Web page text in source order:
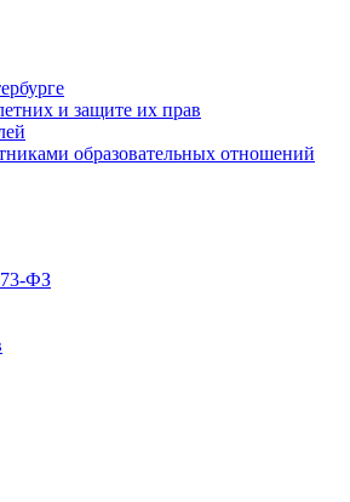
и защите их прав
образовательных отношений
ФЗ